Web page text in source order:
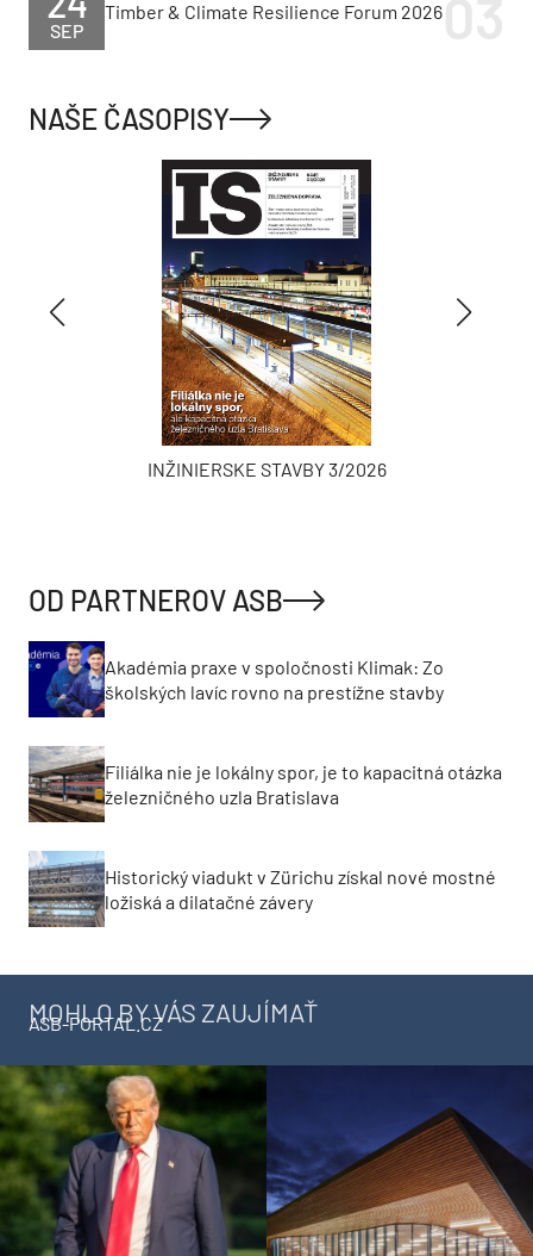
SEP
Timber & Climate Resilience Forum 2026
NAŠE ČASOPISY
INŽINIERSKE STAVBY 3/2026
OD PARTNEROV ASB
Akadémia praxe v spoločnosti Klimak: Zo
školských lavíc rovno na prestížne stavby
Filiálka nie je lokálny spor, je to kapacitná otázka
železničného uzla Bratislava
Historický viadukt v Zürichu získal nové mostné
ložiská a dilatačné závery
MOHLO BY VÁS ZAUJÍMAŤ
ASB-PORTAL.CZ